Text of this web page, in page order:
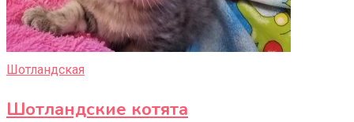
Шотландская
Шотландские котята